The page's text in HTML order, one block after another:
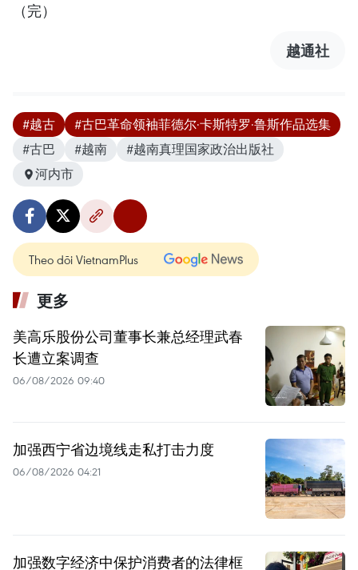
（完）
越通社
#越古
#古巴革命领袖菲德尔·卡斯特罗·鲁斯作品选集
#古巴
#越南
#越南真理国家政治出版社
河内市
Theo dõi VietnamPlus
更多
美高乐股份公司董事长兼总经理武春
长遭立案调查
06/08/2026 09:40
加强西宁省边境线走私打击力度
06/08/2026 04:21
加强数字经济中保护消费者的法律框